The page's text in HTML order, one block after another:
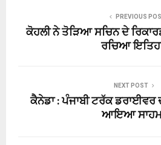
PREVIOUS
ਕੋਹਲੀ ਨੇ ਤੋੜਿਆ ਸਚਿਨ ਦੇ
ਰਚਿਆ
NEXT POST
ਕੈਨੇਡਾ : ਪੰਜਾਬੀ ਟਰੱਕ
ਆਇਆ